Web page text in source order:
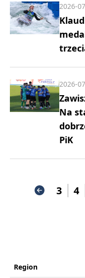
2026-
Na
PiK
2026-
3 4
Region